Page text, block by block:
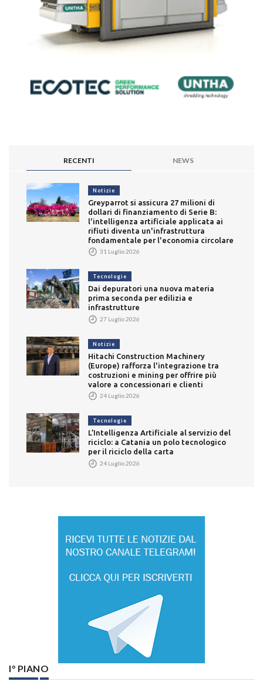
RECENTI NEWS
Notizie
Greyparrot si assicura 27 milioni di
dollari di finanziamento di Serie B:
l'intelligenza artificiale applicata ai
rifiuti diventa un'infrastruttura
fondamentale per l'economia circolare
31 Luglio 2026
Tecnologie
Dai depuratori una nuova materia
prima seconda per edilizia e
infrastrutture
27 Luglio 2026
Notizie
Hitachi Construction Machinery
(Europe) rafforza l'integrazione tra
costruzioni e mining per offrire più
valore a concessionari e clienti
24 Luglio 2026
Tecnologie
L’Intelligenza Artificiale al servizio del
riciclo: a Catania un polo tecnologico
per il riciclo della carta
24 Luglio 2026
I° PIANO